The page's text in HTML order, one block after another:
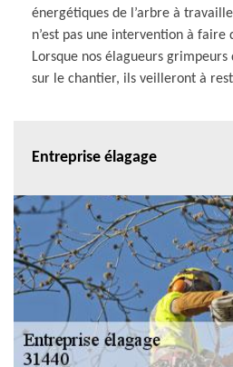
énergétiques de l’arbre à
n’est pas une intervention à faire
Lorsque nos élagueurs grimpeurs
sur le chantier, ils veilleront à
Entreprise élagage